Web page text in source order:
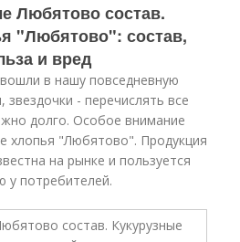
Любятово состав.
"Любятово": состав,
и вред
в нашу повседневную
- перечислять все
долго. Особое внимание
хлопья "Любятово". Продукция
на рынке и пользуется
у потребителей.